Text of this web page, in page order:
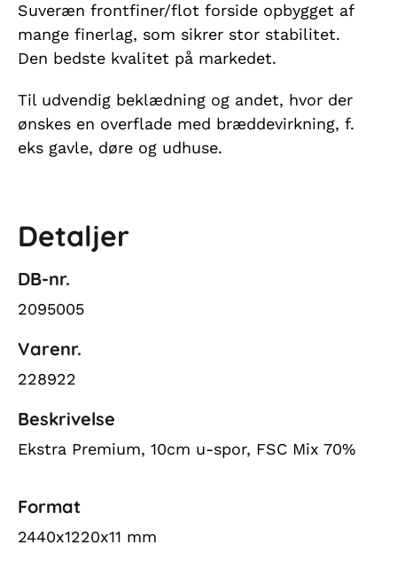
Suveræn frontfiner/flot forside opbygget af
mange finerlag, som sikrer stor stabilitet.
Den bedste kvalitet på markedet.
Til udvendig beklædning og andet, hvor der
ønskes en overflade med bræddevirkning, f.
eks gavle, døre og udhuse.
Detaljer
DB-nr.
2095005
Varenr.
228922
Beskrivelse
Ekstra Premium, 10cm u-spor, FSC Mix 70%
Format
2440x1220x11 mm